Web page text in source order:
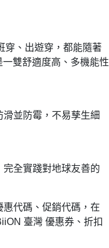
穿、出遊穿，都能隨著
雙舒適度高、多機能性
並防霉，不易孳生細
全實踐對地球友善的
代碼、促銷代碼，在
臺灣 優惠券、折扣